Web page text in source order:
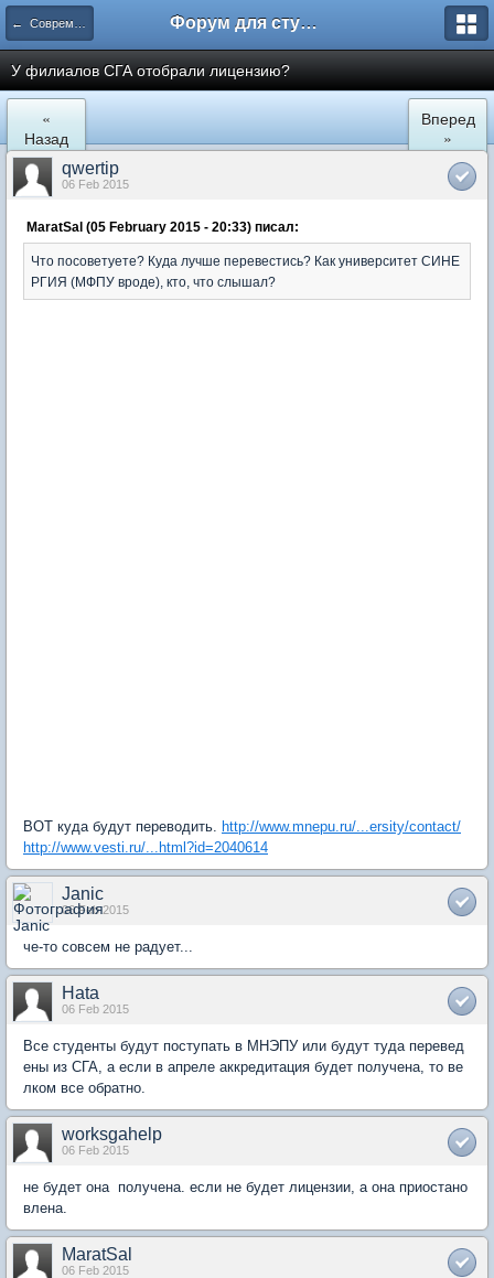
← Современная Гуманитарная Академия Форум для студента СГА
У филиалов СГА отобрали лицензию?
«
Назад
Вперед
»
qwertip
06 Feb 2015
MaratSal (05 February 2015 - 20:33) писал:
Что посоветуете? Куда лучше перевестись? Как университет СИНЕ
РГИЯ (МФПУ вроде), кто, что слышал?
ВОТ куда будут переводить. http://www.mnepu.ru/...ersity/contact/
http://www.vesti.ru/...html?id=2040614
Janic
06 Feb 2015
че-то совсем не радует...
Hata
06 Feb 2015
Все студенты будут поступать в МНЭПУ или будут туда перевед
ены из СГА, а если в апреле аккредитация будет получена, то ве
лком все обратно.
worksgahelp
06 Feb 2015
не будет она получена. если не будет лицензии, а она приостано
влена.
MaratSal
06 Feb 2015